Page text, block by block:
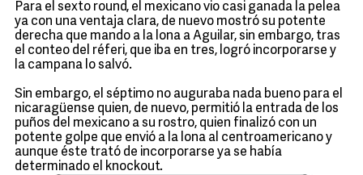
Para el sexto round, el mexicano vio casi ganada la pelea
ya con una ventaja clara, de nuevo mostró su potente
derecha que mando a la lona a Aguilar, sin embargo, tras
el conteo del réferi, que iba en tres, logró incorporarse y
la campana lo salvó.
Sin embargo, el séptimo no auguraba nada bueno para el
nicaragüense quien, de nuevo, permitió la entrada de los
puños del mexicano a su rostro, quien finalizó con un
potente golpe que envió a la lona al centroamericano y
aunque éste trató de incorporarse ya se había
determinado el knockout.